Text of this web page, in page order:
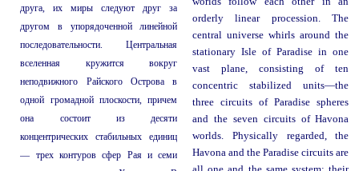
друга, их миры следуют друг за
другом в упорядоченной линейной
последовательности. Центральная
вселенная кружится вокруг
неподвижного Райского Острова в
одной громадной плоскости, причем
она состоит из десяти
концентрических стабильных единиц
— трех контуров сфер Рая и семи
orderly linear procession. The
central universe whirls around the
stationary Isle of Paradise in one
vast plane, consisting of ten
concentric stabilized units—the
three circuits of Paradise spheres
and the seven circuits of Havona
worlds. Physically regarded, the
Havona and the Paradise circuits are